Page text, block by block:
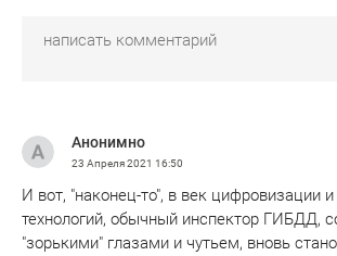
Анонимно
23 Апреля 2021 16:50
И вот, "наконец-то", в век цифровизации
технологий, обычный инспектор ГИБДД,
"зорькими" глазами и чутьем, вновь